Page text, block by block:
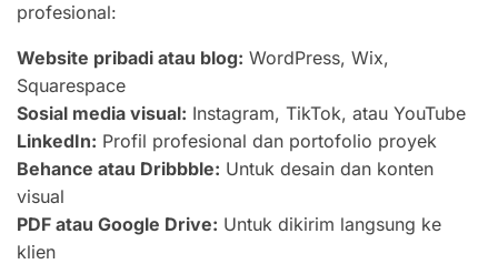
profesional:
Website pribadi atau blog: WordPress, Wix,
Squarespace
Sosial media visual: Instagram, TikTok, atau YouTube
LinkedIn: Profil profesional dan portofolio proyek
Behance atau Dribbble: Untuk desain dan konten
visual
PDF atau Google Drive: Untuk dikirim langsung ke
klien